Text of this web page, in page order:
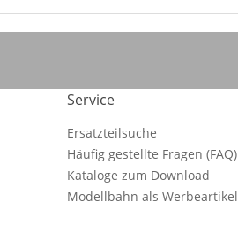
Service
Ersatzteilsuche
Häufig gestellte Fragen (FAQ)
Kataloge zum Download
Modellbahn als Werbeartikel